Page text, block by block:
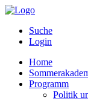
Suche
Login
Home
Programm
Politik